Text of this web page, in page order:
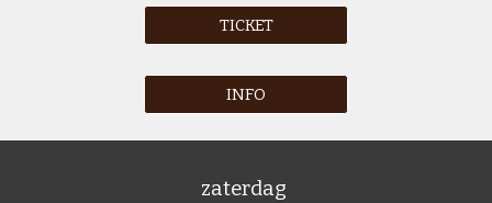
TICKET
INFO
zaterdag